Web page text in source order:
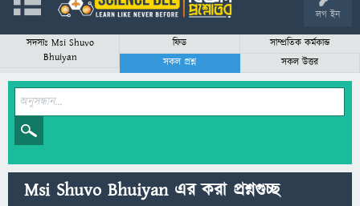
লগ ইন
সদস্যঃ Msi Shuvo
Bhuiyan
ফিড
সাম্প্রতিক কর্মকান্ড
সকল প্রশ্ন
সকল উত্তর
Msi Shuvo Bhuiyan এর করা প্রশ্নগুচ্ছ